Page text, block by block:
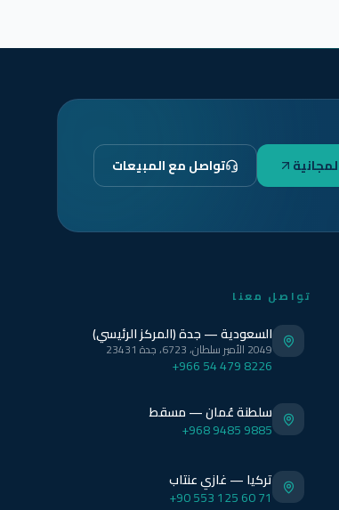
تواصل مع المبيعات
تواصل معنا
السعودية — جدة (المركز الرئيسي)
2049 الأمير سلطان، 6723، جدة 23431
+966 54 479 8226
سلطنة عُمان — مسقط
+968 9485 9885
تركيا — غازي عنتاب
+90 553 125 60 71